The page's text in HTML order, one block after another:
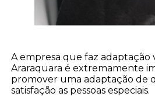
A empresa que faz adaptação
Araraquara é extremamente
promover uma adaptação de
satisfação as pessoas especiais.